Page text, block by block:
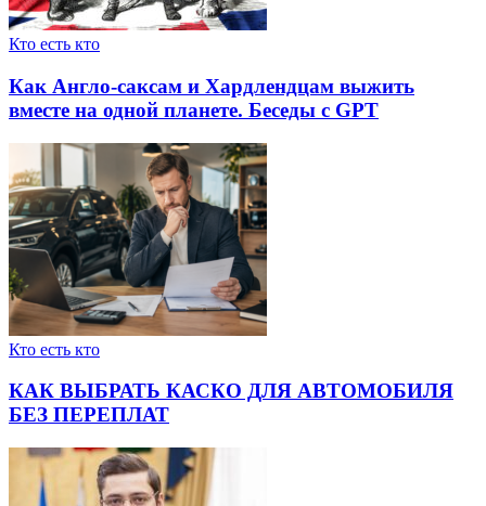
Кто есть кто
Как Англо-саксам и Хардлендцам выжить
вместе на одной планете. Беседы с GPT
Кто есть кто
КАК ВЫБРАТЬ КАСКО ДЛЯ АВТОМОБИЛЯ
БЕЗ ПЕРЕПЛАТ